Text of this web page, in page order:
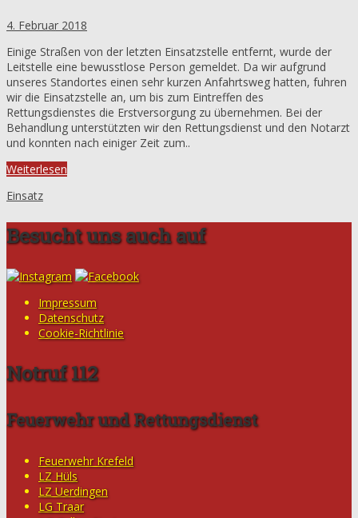
4. Februar 2018
Einige Straßen von der letzten Einsatzstelle entfernt, wurde der
Leitstelle eine bewusstlose Person gemeldet. Da wir aufgrund
unseres Standortes einen sehr kurzen Anfahrtsweg hatten, fuhren
wir die Einsatzstelle an, um bis zum Eintreffen des
Rettungsdienstes die Erstversorgung zu übernehmen. Bei der
Behandlung unterstützten wir den Rettungsdienst und den Notarzt
und konnten nach einiger Zeit zum..
Weiterlesen
Einsatz
Besucht uns auch auf
Impressum
Datenschutz
Cookie-Richtlinie
Notruf 112
Feuerwehr und Rettungsdienst
Feuerwehr Krefeld
LZ Hüls
LZ Uerdingen
LG Traar